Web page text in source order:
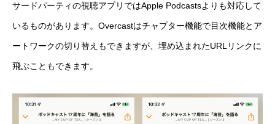
サードパーティの視聴アプリではApple Podcastsよりも対応して
いるものがあります。Overcastはチャプター機能で目次機能とア
ートワークの切り替えもできますが、埋め込まれたURLリンクに
飛ぶこともできます。